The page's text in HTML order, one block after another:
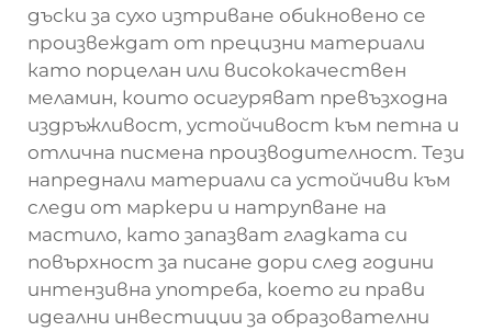
дъски за сухо изтриване обикновено се
произвеждат от прецизни материали
като порцелан или висококачествен
меламин, които осигуряват превъзходна
издръжливост, устойчивост към петна и
отлична писмена производителност. Тези
напреднали материали са устойчиви към
следи от маркери и натрупване на
мастило, като запазват гладката си
повърхност за писане дори след години
интензивна употреба, което ги прави
идеални инвестиции за образователни